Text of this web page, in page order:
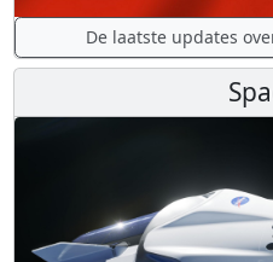
De laatste updates